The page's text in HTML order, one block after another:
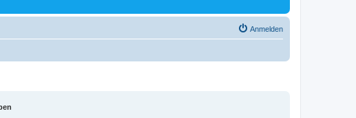
Anmelden